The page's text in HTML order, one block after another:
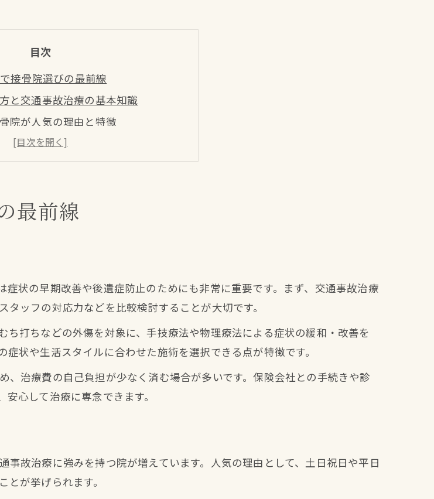
目次
接骨院選びの最前線
と交通事故治療の基本知識
院が人気の理由と特徴
信頼できる接骨院の条件とは
を知り適切な治療先を判断
接骨院を活用する極意
の必要性を接骨院で確認
機関の併用メリットを解説
通院の不安を解消する方法
謝料が減額される理由と対策
院選びに迷う際のポイント
り取りで損しないための接骨院活用
叶える交通事故治療の新常識
科の併用で得られる治療効果
最前線
状の早期改善や後遺症防止のためにも非常に重要です。まず、交通事故治療
ッフの対応力などを比較検討することが大切です。
打ちなどの外傷を対象に、手技療法や物理療法による症状の緩和・改善を
状や生活スタイルに合わせた施術を選択できる点が特徴です。
治療費の自己負担が少なく済む場合が多いです。保険会社との手続きや診
心して治療に専念できます。
故治療に強みを持つ院が増えています。人気の理由として、土日祝日や平日
が挙げられます。